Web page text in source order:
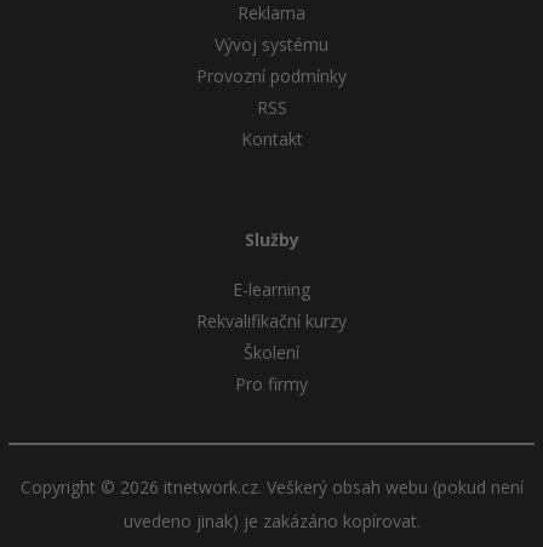
Reklama
Vývoj systému
Provozní podmínky
RSS
Kontakt
Služby
E-learning
Rekvalifikační kurzy
Školení
Pro firmy
Copyright © 2026 itnetwork.cz. Veškerý obsah webu (pokud není
uvedeno jinak) je zakázáno kopírovat.